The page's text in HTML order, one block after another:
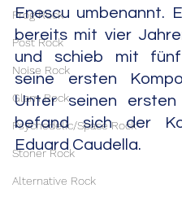
Prog Rock
Post Rock
Noise Rock
Glam Rock
Psychedelic/Space Rock
Stoner Rock
Alternative Rock
Enescu umbenannt.
bereits mit vier
und schieb mit
seine ersten
Unter seinen ersten
befand sich der
Eduard Caudella.